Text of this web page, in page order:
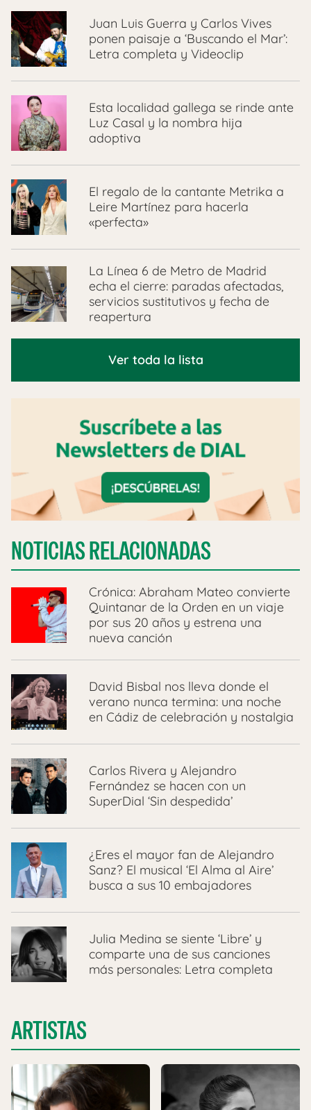
Juan Luis Guerra y Carlos Vives
ponen paisaje a ‘Buscando el Mar’:
Letra completa y Videoclip
Esta localidad gallega se rinde ante
Luz Casal y la nombra hija
adoptiva
El regalo de la cantante Metrika a
Leire Martínez para hacerla
«perfecta»
La Línea 6 de Metro de Madrid
echa el cierre: paradas afectadas,
servicios sustitutivos y fecha de
reapertura
Ver toda la lista
NOTICIAS RELACIONADAS
Crónica: Abraham Mateo convierte
Quintanar de la Orden en un viaje
por sus 20 años y estrena una
nueva canción
David Bisbal nos lleva donde el
verano nunca termina: una noche
en Cádiz de celebración y nostalgia
Carlos Rivera y Alejandro
Fernández se hacen con un
SuperDial ‘Sin despedida’
¿Eres el mayor fan de Alejandro
Sanz? El musical ‘El Alma al Aire’
busca a sus 10 embajadores
Julia Medina se siente ‘Libre’ y
comparte una de sus canciones
más personales: Letra completa
ARTISTAS